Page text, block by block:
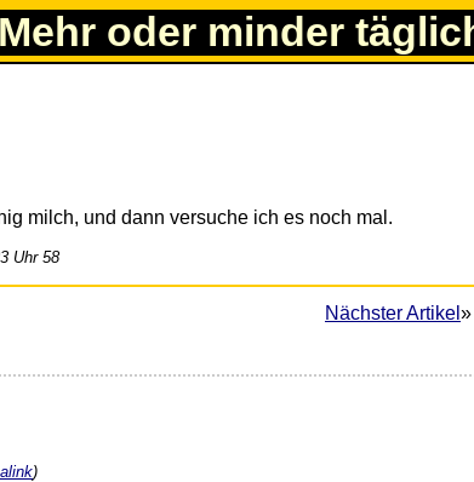
oder minder
milch, und dann versuche ich es noch mal.
Uhr 58
Nächster Artikel »
)